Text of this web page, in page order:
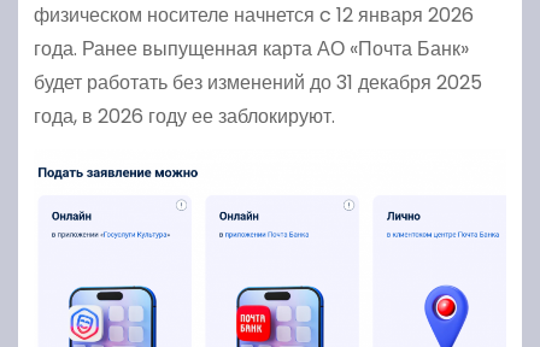
физическом носителе начнется c 12 января 2026
года. Ранее выпущенная карта АО «Почта Банк»
будет работать без изменений до 31 декабря 2025
года, в 2026 году ее заблокируют.